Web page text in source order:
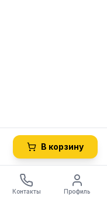
В корзину
Контакты Профиль